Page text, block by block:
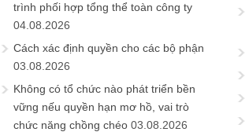
trình phối hợp tổng thể toàn công ty
04.08.2026
Cách xác định quyền cho các bộ phận
03.08.2026
Không có tổ chức nào phát triển bền
vững nếu quyền hạn mơ hồ, vai trò
chức năng chồng chéo 03.08.2026